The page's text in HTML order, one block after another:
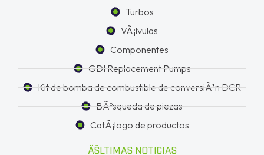
Turbos
VÃ¡lvulas
Componentes
GDI Replacement Pumps
Kit de bomba de combustible de conversiÃ³n DCR
BÃºsqueda de piezas
CatÃ¡logo de productos
ÃŠLTIMAS NOTICIAS